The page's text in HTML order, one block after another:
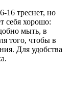
16 треснет, но
себя хорошо:
мыть, в
того, чтобы в
Для удобства